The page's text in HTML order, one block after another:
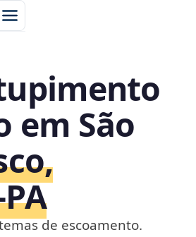
em São
de escoamento.